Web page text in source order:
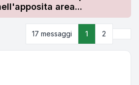
area...
17 messaggi 1 2